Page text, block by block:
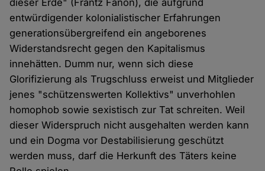
dieser Erde" (Frantz Fanon), die aufgrund
entwürdigender kolonialistischer Erfahrungen
generationsübergreifend ein angeborenes
Widerstandsrecht gegen den Kapitalismus
innehätten. Dumm nur, wenn sich diese
Glorifizierung als Trugschluss erweist und Mitglieder
jenes "schützenswerten Kollektivs" unverhohlen
homophob sowie sexistisch zur Tat schreiten. Weil
dieser Widerspruch nicht ausgehalten werden kann
und ein Dogma vor Destabilisierung geschützt
werden muss, darf die Herkunft des Täters keine